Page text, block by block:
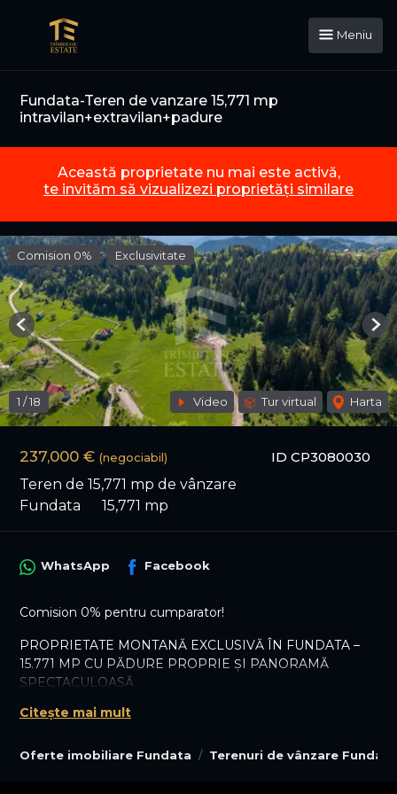
Meniu
Fundata-Teren de vanzare 15,771 mp
intravilan+extravilan+padure
Această proprietate nu mai este activă,
te invităm să vizualizezi proprietăți similare
ID CP3080030
237,000 € (negociabil)
Teren de 15,771 mp de vânzare
Fundata
15,771 mp
Comision 0% Exclusivitate
1 /18 Video Tur virtual Harta
Previous
Oferte imobiliare Fundata Terenuri de vânzare Fundata
WhatsApp Facebook
Comision 0% pentru cumparator!
PROPRIETATE MONTANĂ EXCLUSIVĂ ÎN FUNDATA –
15.771 MP CU PĂDURE PROPRIE ȘI PANORAMĂ
SPECTACULOASĂ
În inima uneia dintre cele mai apreciate destinații
Cheile Grădiștei, vă prezentăm o proprietate rară, cu o
Citește mai mult